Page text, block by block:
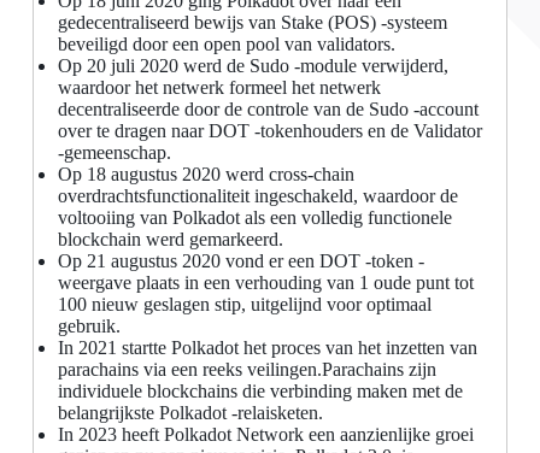
gedecentraliseerd bewijs van Stake (POS) -systeem
beveiligd door een open pool van validators.
Op 20 juli 2020 werd de Sudo -module verwijderd,
waardoor het netwerk formeel het netwerk
decentraliseerde door de controle van de Sudo -account
over te dragen naar DOT -tokenhouders en de Validator
-gemeenschap.
Op 18 augustus 2020 werd cross-chain
overdrachtsfunctionaliteit ingeschakeld, waardoor de
voltooiing van Polkadot als een volledig functionele
blockchain werd gemarkeerd.
Op 21 augustus 2020 vond er een DOT -token -
weergave plaats in een verhouding van 1 oude punt tot
100 nieuw geslagen stip, uitgelijnd voor optimaal
gebruik.
In 2021 startte Polkadot het proces van het inzetten van
parachains via een reeks veilingen.Parachains zijn
individuele blockchains die verbinding maken met de
belangrijkste Polkadot -relaisketen.
In 2023 heeft Polkadot Network een aanzienlijke groei